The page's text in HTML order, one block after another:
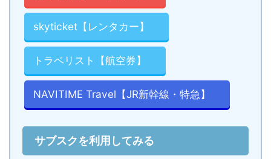
skyticket【レンタカー】
トラベリスト【航空券】
NAVITIME Travel【JR新幹線・特急】
サブスクを利用してみる